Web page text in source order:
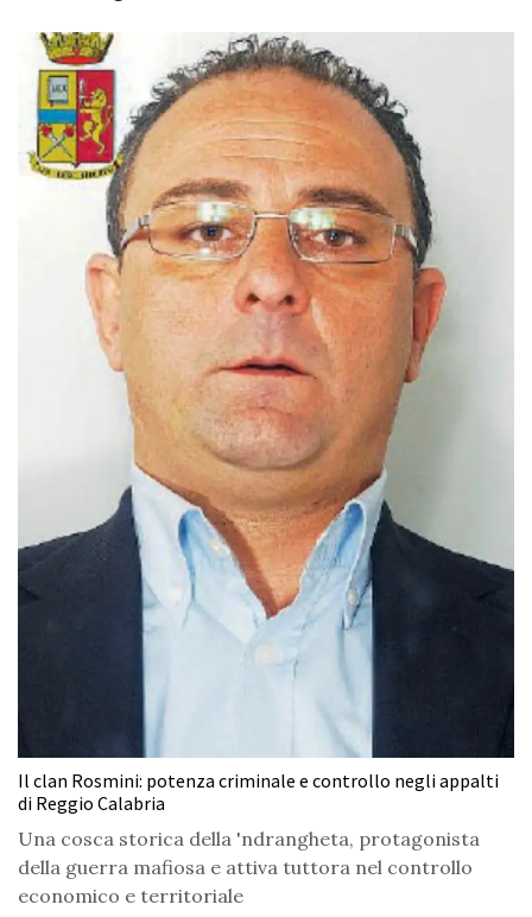
Il clan Rosmini: potenza criminale e controllo negli appalti
di Reggio Calabria
Una cosca storica della 'ndrangheta, protagonista
della guerra mafiosa e attiva tuttora nel controllo
economico e territoriale